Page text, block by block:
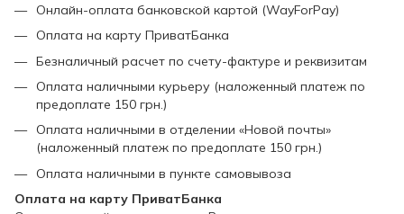
Онлайн-оплата банковской картой (WayForPay)
Оплата на карту ПриватБанка
Безналичный расчет по счету-фактуре и реквизитам
Оплата наличными курьеру (наложенный платеж по
предоплате 150 грн.)
Оплата наличными в отделении «Новой почты»
(наложенный платеж по предоплате 150 грн.)
Оплата наличными в пункте самовывоза
Оплата на карту ПриватБанка